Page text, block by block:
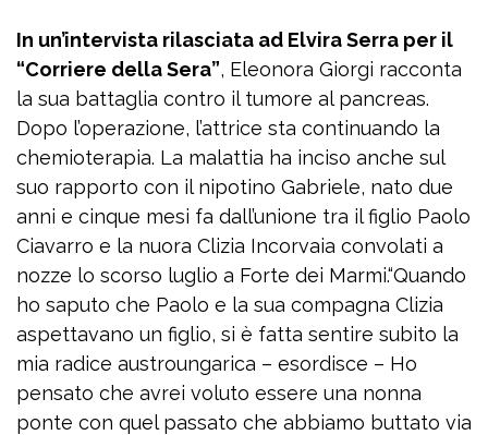
In un’intervista rilasciata ad Elvira Serra per il
“Corriere della Sera”, Eleonora Giorgi racconta
la sua battaglia contro il tumore al pancreas.
Dopo l’operazione, l’attrice sta continuando la
chemioterapia. La malattia ha inciso anche sul
suo rapporto con il nipotino Gabriele, nato due
anni e cinque mesi fa dall’unione tra il figlio Paolo
Ciavarro e la nuora Clizia Incorvaia convolati a
nozze lo scorso luglio a Forte dei Marmi.“Quando
ho saputo che Paolo e la sua compagna Clizia
aspettavano un figlio, si è fatta sentire subito la
mia radice austroungarica – esordisce – Ho
pensato che avrei voluto essere una nonna
ponte con quel passato che abbiamo buttato via